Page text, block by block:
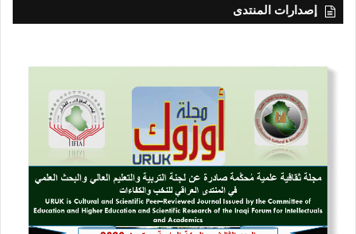
إصدارات المنتدى